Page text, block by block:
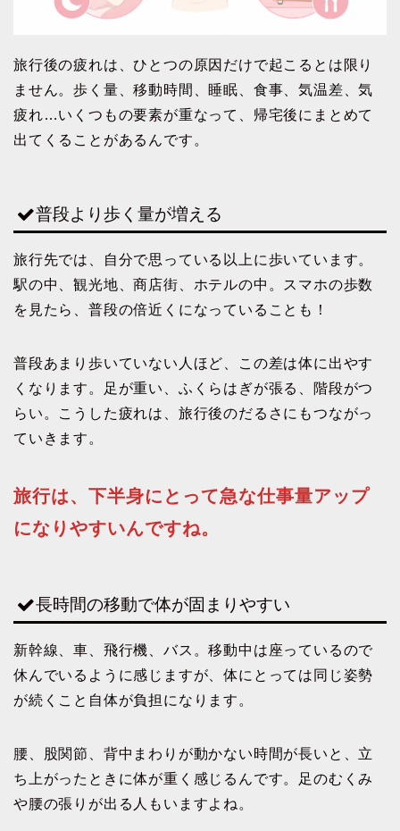
旅行後の疲れは、ひとつの原因だけで起こるとは限り
ません。歩く量、移動時間、睡眠、食事、気温差、気
疲れ…いくつもの要素が重なって、帰宅後にまとめて
出てくることがあるんです。
普段より歩く量が増える
旅行先では、自分で思っている以上に歩いています。
駅の中、観光地、商店街、ホテルの中。スマホの歩数
を見たら、普段の倍近くになっていることも！
普段あまり歩いていない人ほど、この差は体に出やす
くなります。足が重い、ふくらはぎが張る、階段がつ
らい。こうした疲れは、旅行後のだるさにもつながっ
ていきます。
旅行は、下半身にとって急な仕事量アップ
になりやすいんですね。
長時間の移動で体が固まりやすい
新幹線、車、飛行機、バス。移動中は座っているので
休んでいるように感じますが、体にとっては同じ姿勢
が続くこと自体が負担になります。
腰、股関節、背中まわりが動かない時間が長いと、立
ち上がったときに体が重く感じるんです。足のむくみ
や腰の張りが出る人もいますよね。